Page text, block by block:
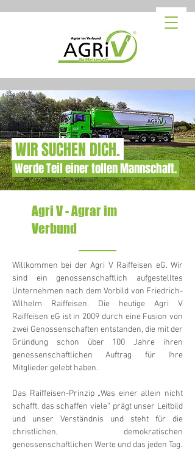
WIR SUCHEN DICH.
Werde Teil einer tollen Mannschaft.
Agri V - Agrar im
Verbund
Willkommen bei der Agri V Raiffeisen eG. Wir
sind ein genossenschaftlich aufgestelltes
Unternehmen nach dem Vorbild von Friedrich-
Wilhelm Raiffeisen. Die heutige Agri V
Raiffeisen eG ist in 2009 durch eine Fusion von
zwei Genossenschaften entstanden, die mit der
Gründung schon über 100 Jahre ihren
genossenschaftlichen Auftrag für Ihre
Mitglieder gelebt haben.
Das Raiffeisen-Prinzip „Was einer allein nicht
schafft, das schaffen viele“ prägt unser Leitbild
und unser Verständnis und steht für die
christlichen, demokratischen
genossenschaftlichen Werte und das jeden Tag.